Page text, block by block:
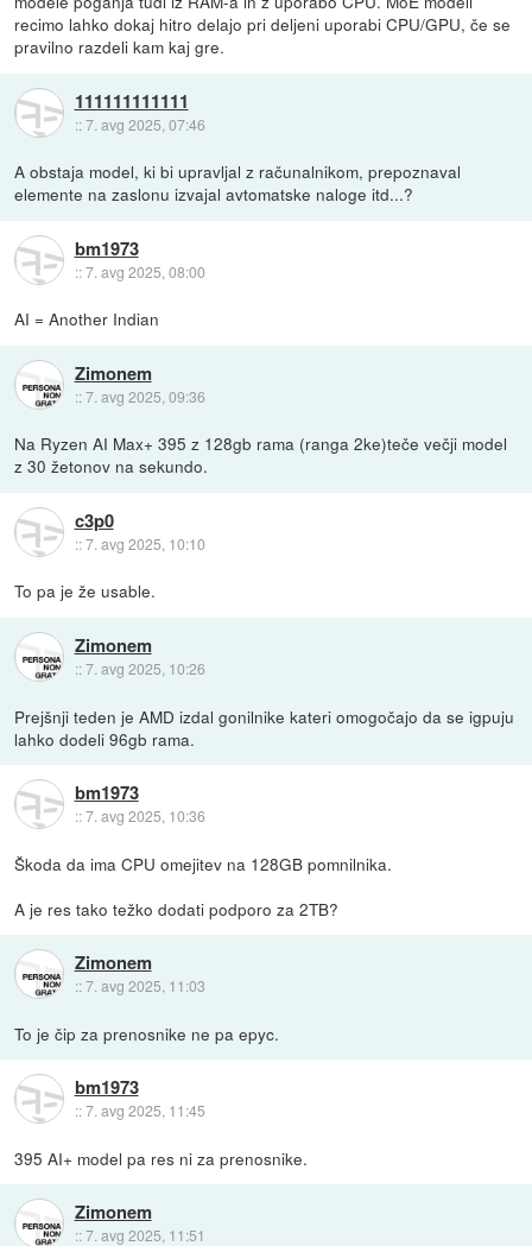
recimo lahko dokaj hitro delajo pri deljeni uporabi CPU/GPU, če se
pravilno razdeli kam kaj gre.
111111111111
::7. avg 2025, 07:46
A obstaja model, ki bi upravljal z računalnikom, prepoznaval
elemente na zaslonu izvajal avtomatske naloge itd...?
bm1973
::7. avg 2025, 08:00
AI = Another Indian
Zimonem
::7. avg 2025, 09:36
Na Ryzen AI Max+ 395 z 128gb rama (ranga 2ke)teče večji model
z 30 žetonov na sekundo.
c3p0
::7. avg 2025, 10:10
To pa je že usable.
Zimonem
::7. avg 2025, 10:26
Prejšnji teden je AMD izdal gonilnike kateri omogočajo da se igpuju
lahko dodeli 96gb rama.
bm1973
::7. avg 2025, 10:36
Škoda da ima CPU omejitev na 128GB pomnilnika.
A je res tako težko dodati podporo za 2TB?
Zimonem
::7. avg 2025, 11:03
To je čip za prenosnike ne pa epyc.
bm1973
::7. avg 2025, 11:45
395 AI+ model pa res ni za prenosnike.
Zimonem
::7. avg 2025, 11:51